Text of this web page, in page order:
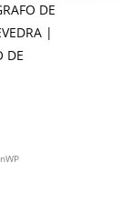
DE
|
DE